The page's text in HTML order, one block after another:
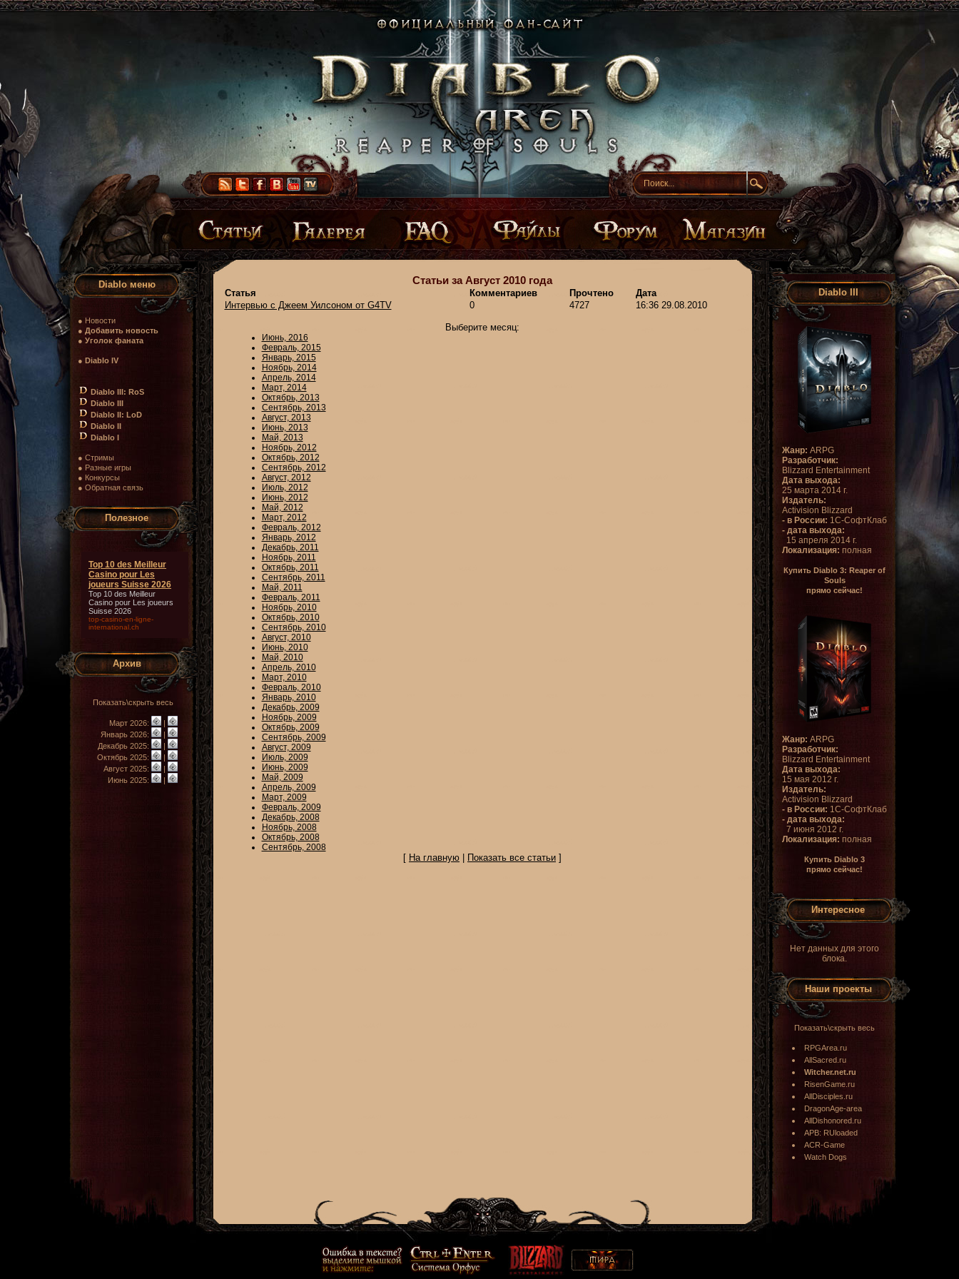
Diablo меню
● Новости
● Добавить новость
● Уголок фаната
● Diablo IV
Diablo III: RoS
Diablo III
Diablo II: LoD
Diablo II
Diablo I
● Стримы
● Разные игры
● Конкурсы
● Обратная связь
Полезное
Top 10 des Meilleur
Casino pour Les
joueurs Suisse 2026
Top 10 des Meilleur
Casino pour Les joueurs
Suisse 2026
top-casino-en-ligne-
international.ch
Архив
Показать\скрыть весь
Март 2026:
|
Январь 2026:
|
Декабрь 2025:
|
Октябрь 2025:
|
Август 2025:
|
Июнь 2025:
|
Статьи за Август 2010 года
Статья Комментариев Прочтено
Дата
Интервью с Джеем Уилсоном от G4TV
0 4727 16:36 29.08.2010
Выберите месяц:
Июнь, 2016
Февраль, 2015
Январь, 2015
Ноябрь, 2014
Апрель, 2014
Март, 2014
Октябрь, 2013
Сентябрь, 2013
Август, 2013
Июнь, 2013
Май, 2013
Ноябрь, 2012
Октябрь, 2012
Сентябрь, 2012
Август, 2012
Июль, 2012
Июнь, 2012
Май, 2012
Март, 2012
Февраль, 2012
Январь, 2012
Декабрь, 2011
Ноябрь, 2011
Октябрь, 2011
Сентябрь, 2011
Май, 2011
Февраль, 2011
Ноябрь, 2010
Октябрь, 2010
Сентябрь, 2010
Август, 2010
Июнь, 2010
Май, 2010
Апрель, 2010
Март, 2010
Февраль, 2010
Январь, 2010
Декабрь, 2009
Ноябрь, 2009
Октябрь, 2009
Сентябрь, 2009
Август, 2009
Июль, 2009
Июнь, 2009
Май, 2009
Апрель, 2009
Март, 2009
Февраль, 2009
Декабрь, 2008
Ноябрь, 2008
Октябрь, 2008
Сентябрь, 2008
[ На главную Показать все статьи ]
Diablo III
Жанр: ARPG
Разработчик:
Blizzard Entertainment
Дата выхода:
25 марта 2014 г.
Издатель:
Activision Blizzard
- в России: 1С-СофтКлаб
- дата выхода:
15 апреля 2014 г.
Локализация: полная
Купить Diablo 3: Reaper of
Souls
прямо сейчас!
Жанр: ARPG
Разработчик:
Blizzard Entertainment
Дата выхода:
15 мая 2012 г.
Издатель:
Activision Blizzard
- в России: 1С-СофтКлаб
- дата выхода:
7 июня 2012 г.
Локализация: полная
Купить Diablo 3
прямо сейчас!
Интересное
Нет данных для этого
блока.
Наши проекты
Показать\скрыть весь
RPGArea.ru
AllSacred.ru
Witcher.net.ru
RisenGame.ru
AllDisciples.ru
DragonAge-area
AllDishonored.ru
APB: RUloaded
ACR-Game
Watch Dogs